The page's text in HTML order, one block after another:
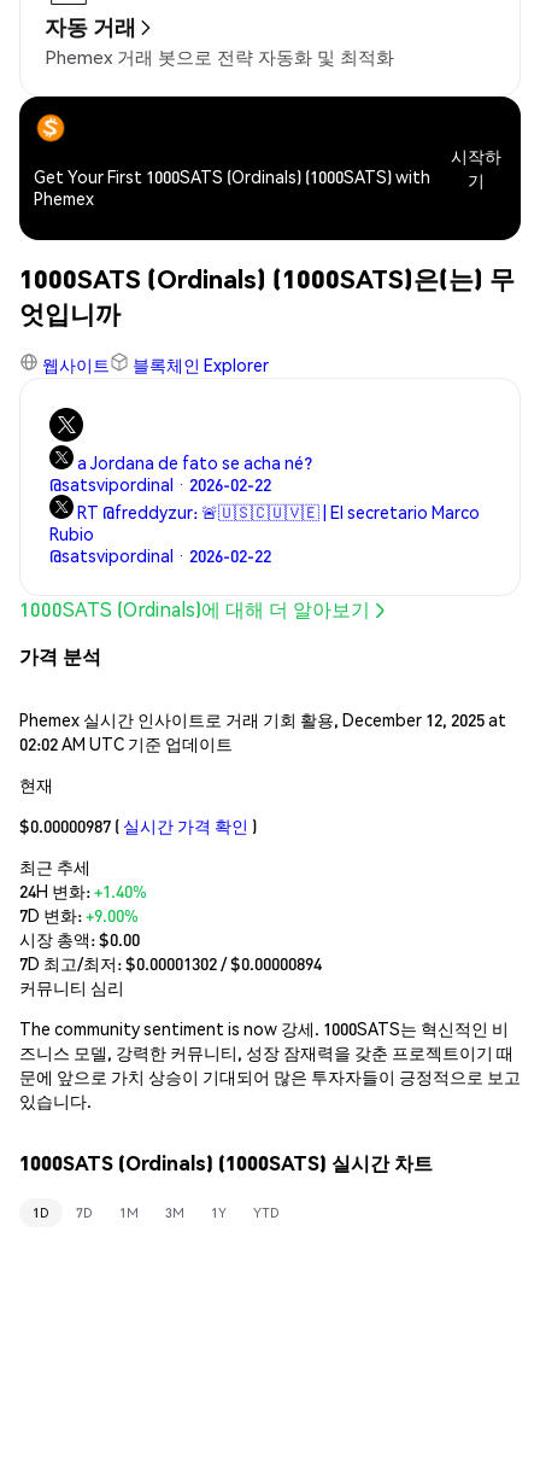
자동 거래
Phemex 거래 봇으로 전략 자동화 및 최적화
Get Your First 1000SATS (Ordinals) (1000SATS) with
Phemex
시작하
기
1000SATS (Ordinals) (1000SATS)은(는) 무
엇입니까
웹사이트 블록체인 Explorer
a Jordana de fato se acha né?
@satsvipordinal · 2026-02-22
RT @freddyzur: 🚨🇺🇸🇨🇺🇻🇪 | El secretario Marco
Rubio
@satsvipordinal · 2026-02-22
1000SATS (Ordinals)에 대해 더 알아보기
가격 분석
Phemex 실시간 인사이트로 거래 기회 활용, December 12, 2025 at
02:02 AM UTC 기준 업데이트
현재
$0.00000987 ( 실시간 가격 확인 )
최근 추세
24H 변화:+1.40%
7D 변화:+9.00%
시장 총액:$0.00
7D 최고/최저: $0.00001302/ $0.00000894
커뮤니티 심리
The community sentiment is now 강세. 1000SATS는 혁신적인 비
즈니스 모델, 강력한 커뮤니티, 성장 잠재력을 갖춘 프로젝트이기 때
문에 앞으로 가치 상승이 기대되어 많은 투자자들이 긍정적으로 보고
있습니다.
1000SATS (Ordinals) (1000SATS) 실시간 차트
1D 7D 1M 3M 1Y YTD